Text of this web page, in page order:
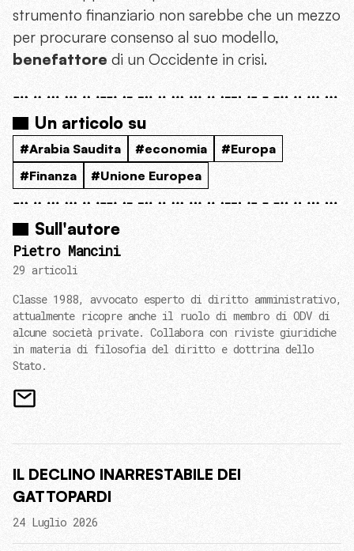
strumento finanziario non sarebbe che un mezzo
per procurare consenso al suo modello,
benefattore di un Occidente in crisi.
Un articolo su
#Arabia Saudita #economia
#Europa
#Finanza
#Unione Europea
Sull'autore
Pietro Mancini
29 articoli
Classe 1988, avvocato esperto di diritto amministrativo,
attualmente ricopre anche il ruolo di membro di ODV di
alcune società private. Collabora con riviste giuridiche
in materia di filosofia del diritto e dottrina dello
Stato.
IL DECLINO INARRESTABILE DEI
GATTOPARDI
24 Luglio 2026